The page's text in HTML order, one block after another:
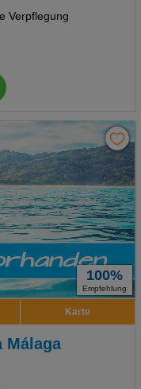
Verpflegung
100%
Empfehlung
Karte
Málaga